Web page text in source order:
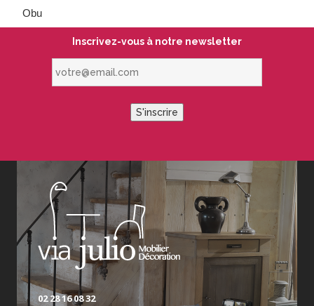
Obu
Inscrivez-vous à notre newsletter
S'inscrire
02 28 16 08 32